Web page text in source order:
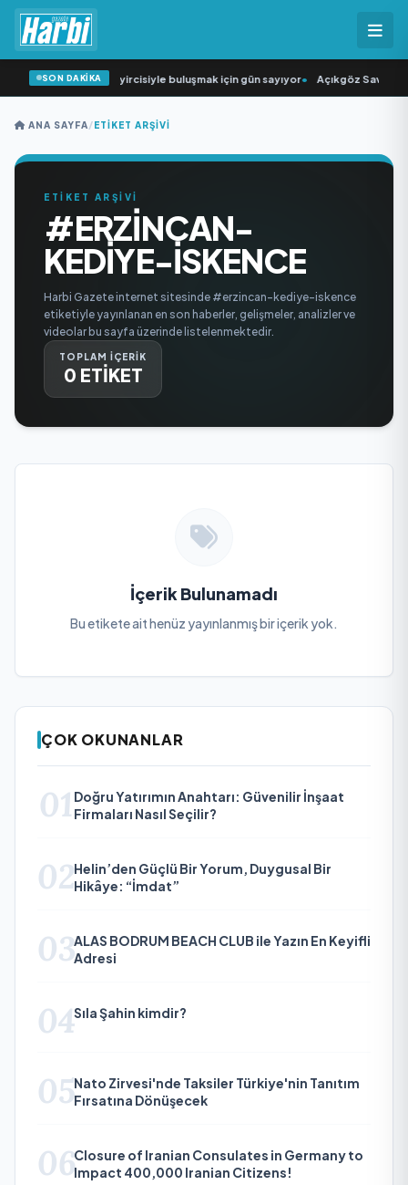
SON DAKİKA
“Düğün Şarkıcısı” seyircisiyle buluşmak için gün sayıyor• Açıkgöz
ANA SAYFA/ETIKET ARŞIVI
ETİKET ARŞİVİ
#ERZINCAN-
KEDIYE-ISKENCE
Harbi Gazete internet sitesinde #erzincan-kediye-iskence
etiketiyle yayınlanan en son haberler, gelişmeler, analizler ve
videolar bu sayfa üzerinde listelenmektedir.
TOPLAM İÇERİK
0 ETİKET
İçerik Bulunamadı
Bu etikete ait henüz yayınlanmış bir içerik yok.
ÇOK OKUNANLAR
01 Doğru Yatırımın Anahtarı: Güvenilir İnşaat
Firmaları Nasıl Seçilir?
02Helin’den Güçlü Bir Yorum, Duygusal Bir
Hikâye: “İmdat”
03ALAS BODRUM BEACH CLUB ile Yazın En Keyifli
Adresi
04Sıla Şahin kimdir?
05Nato Zirvesi'nde Taksiler Türkiye'nin Tanıtım
Fırsatına Dönüşecek
06Closure of Iranian Consulates in Germany to
Impact 400,000 Iranian Citizens!